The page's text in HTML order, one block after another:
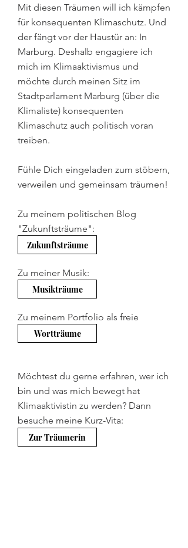
Mit diesen Träumen will ich kämpfen
für konsequenten Klimaschutz. Und
der fängt vor der Haustür an: In
Marburg. Deshalb engagiere ich
mich im Klimaaktivismus und
möchte durch meinen Sitz im
Stadtparlament Marburg (über die
Klimaliste) konsequenten
Klimaschutz auch politisch voran
treiben.
Fühle Dich eingeladen zum stöbern,
verweilen und gemeinsam träumen!
Zu meinem politischen Blog
"Zukunftsträume":
Zu meiner Musik:
Zu meinem Portfolio als freie
Journalistin:
Möchtest du gerne erfahren, wer ich
bin und was mich bewegt hat
Klimaaktivistin zu werden? Dann
besuche meine Kurz-Vita:
Zukunftsträume
Musikträume
Wortträume
Zur Träumerin